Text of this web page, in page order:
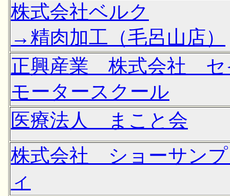
株式会社ベルク
→精肉加工（毛呂山店）
正興産業 株式会社 セ
モータースクール
医療法人 まこと会
株式会社 ショーサン
ィ